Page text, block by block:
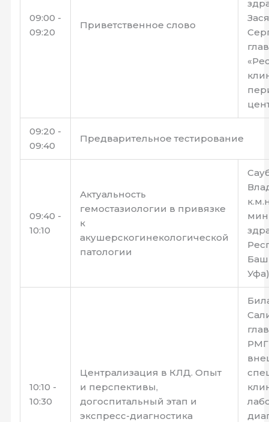
09:00 -
09:20
Приветственное слово
09:20 -
09:40
Предварительное тестирование
09:40 -
10:10
Актуальность
гемостазиологии в привязке
к
акушерскогинекологической
патологии
10:10 -
10:30
Централизация в КЛД. Опыт
и перспективы,
догоспитальный этап и
экспресс-диагностика